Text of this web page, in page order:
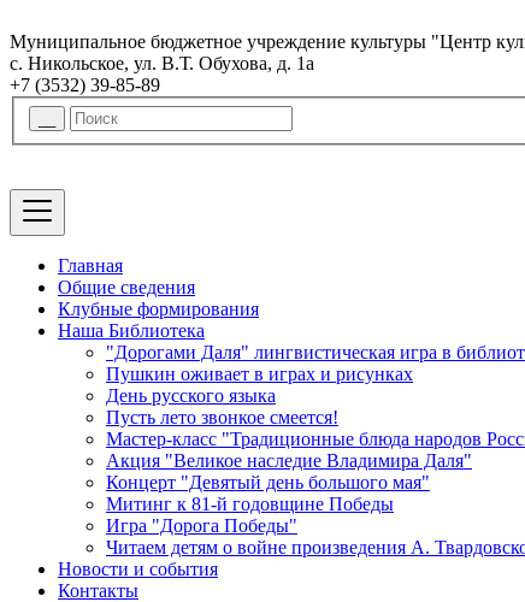
Муниципальное бюджетное учреждение культуры "Центр
с. Никольское, ул. В.Т. Обухова, д. 1а
+7 (3532) 39-85-89
Главная
Общие сведения
Клубные формирования
Наша Библиотека
"Дорогами Даля" лингвистическая игра в
Пушкин оживает в играх и рисунках
День русского языка
Пусть лето звонкое смеется!
Мастер-класс "Традиционные блюда народов
Акция "Великое наследие Владимира Даля"
Концерт "Девятый день большого мая"
Митинг к 81-й годовщине Победы
Игра "Дорога Победы"
Читаем детям о войне произведения А.
Новости и события
Контакты